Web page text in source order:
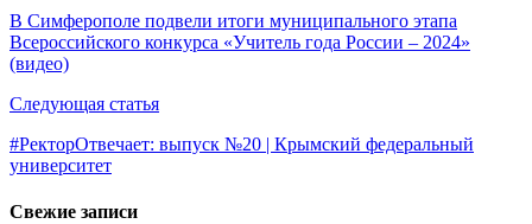
по
записям
В Симферополе подвели итоги муниципального этапа
Всероссийского конкурса «Учитель года России – 2024»
(видео)
Следующая статья
#РекторОтвечает: выпуск №20 | Крымский федеральный
университет
Свежие записи